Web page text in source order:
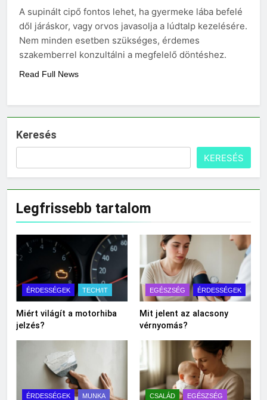
A supinált cipő fontos lehet, ha gyermeke lába befelé
dől járáskor, vagy orvos javasolja a lúdtalp kezelésére.
Nem minden esetben szükséges, érdemes
szakemberrel konzultálni a megfelelő döntéshez.
Read Full News
Keresés
KERESÉS
Legfrissebb tartalom
ÉRDESSÉGEK TECH/IT
Miért világít a motorhiba
jelzés?
EGÉSZSÉG ÉRDESSÉGEK
Mit jelent az alacsony
vérnyomás?
ÉRDESSÉGEK MUNKA CSALÁD EGÉSZSÉG